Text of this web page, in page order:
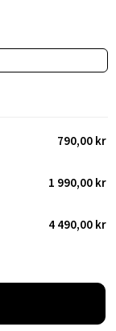
790,00 kr
1 990,00 kr
4 490,00 kr